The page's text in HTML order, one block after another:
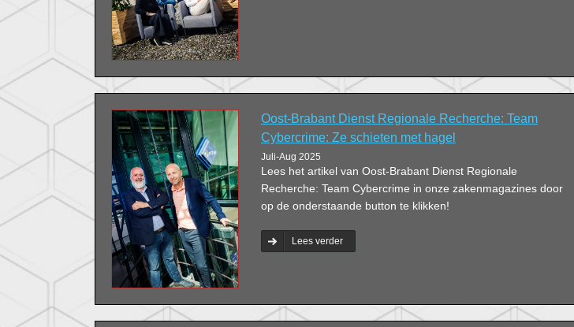
Oost-Brabant Dienst Regionale Recherche: Team
Cybercrime: Ze schieten met hagel
Juli-Aug 2025
Lees het artikel van Oost-Brabant Dienst Regionale
Recherche: Team Cybercrime in onze zakenmagazines door
op de onderstaande button te klikken!
Lees verder